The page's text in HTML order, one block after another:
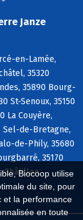
Biocoop utilise
du site, pour
et la performance
en toute
Janze
en-Lamée,
35320
35890 Bourg-
St-Senoux, 35150
La Couyère,
Sel-de-Bretagne,
de-Phily, 35680
35170
Châtillon